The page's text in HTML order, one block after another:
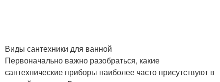
Виды сантехники для ванной
Первоначально важно разобраться, какие
сантехнические приборы наиболее часто присутствуют в